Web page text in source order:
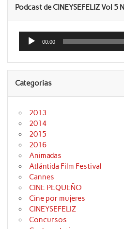
Podcast de CINEYSEFELIZ Vol 5
Reproductor
audio
00:00
Categorías
2013
2014
2015
2016
Animadas
Atlántida Film Festival
Cannes
CINE PEQUEÑO
Cine por mujeres
CINEYSEFELIZ
Concursos